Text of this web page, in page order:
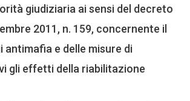
giudiziaria ai sensi del decreto
2011, n. 159, concernente il
antimafia e delle misure di
gli effetti della riabilitazione